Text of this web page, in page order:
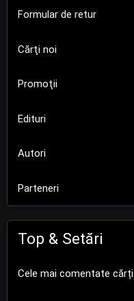
Formular de retur
Cărţi noi
Promoţii
Edituri
Autori
Parteneri
Top & Setări
Cele mai comentate cărți